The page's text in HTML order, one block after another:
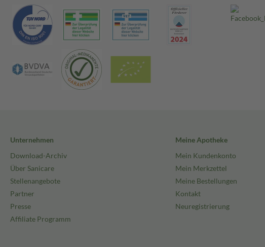
Unternehmen
Download-Archiv
Über Sanicare
Stellenangebote
Partner
Presse
Affiliate Programm
Meine Apotheke
Mein Kundenkonto
Mein Merkzettel
Meine Bestellungen
Kontakt
Neuregistrierung